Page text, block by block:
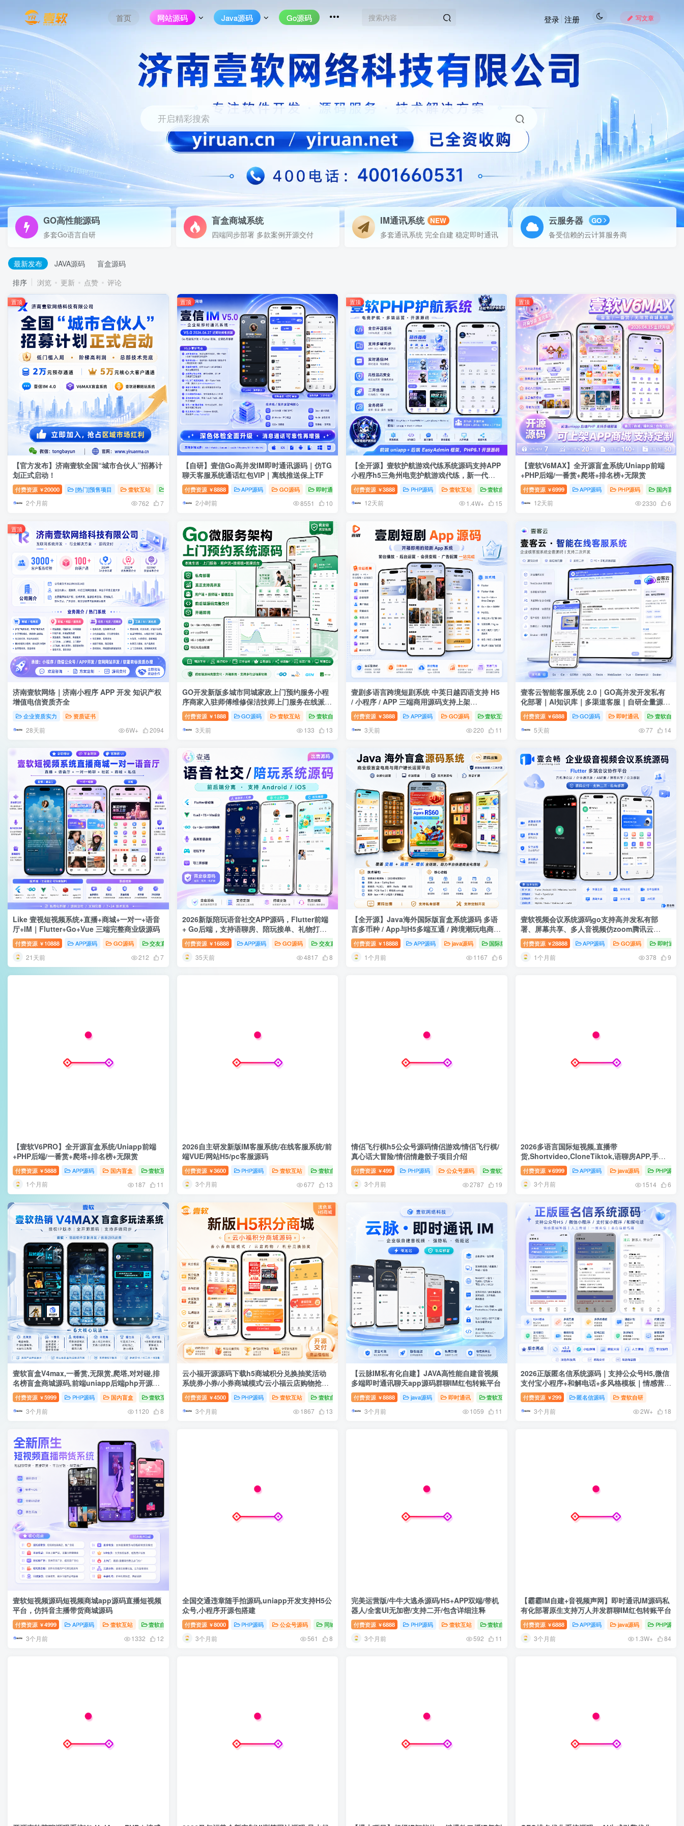
首页 网站源码 Java源码 Go源码 写文章
登录 注册
开启精彩搜索
GO高性能源码
多套Go语言自研
盲盒商城系统
四端同步部署 多款案例开源交付
IM通讯系统 NEW
多套通讯系统 完全自建 稳定即时通讯
云服务器 GO
备受信赖的云计算服务商
最新发布 JAVA源码
盲盒源码
排序
浏览 更新 点赞 评论
置顶
【官方发布】济南壹软全国“城市合伙人”招募计
划正式启动！
付费资源 ￥20000 [热门]预售项目 壹软互站 壹软自研
2个月前 762 7
置顶
【自研】壹信Go高并发IM即时通讯源码｜仿TG
聊天客服系统通话红包VIP｜离线推送保上TF
付费资源 ￥8888 APP源码 GO源码 即时通讯
2小时前 8551 10
置顶
【全开源】壹软护航游戏代练系统源码支持APP
小程序h5三角州电竞护航游戏代练，新一代陪
玩护航系统源码 | ThinkPHP8.1 + Workerman
高性能IM + Uniapp多端
付费资源 ￥3888 PHP源码 壹软互站 壹软自研
12天前 1.4W+ 15
置顶
【壹软V6MAX】全开源盲盒系统/Uniapp前端
+PHP后端/一番赏+爬塔+排名榜+无限赏
付费资源 ￥6999 APP源码 PHP源码 国内盲盒
12天前 2330 6
置顶
济南壹软网络｜济南小程序 APP 开发 知识产权
增值电信资质齐全
企业资质实力 资质证书
28天前 6W+ 2094
GO开发新版多城市同城家政上门预约服务小程
序商家入驻师傅维修保洁技师上门服务在线派单
系统
付费资源 ￥ 1888 GO源码 壹软互站 壹软自研
3天前 133 13
壹剧多语言跨境短剧系统 中英日越四语支持 H5
/ 小程序 / APP 三端商用源码支持上架
Flutter+Go
付费资源 ￥3888 APP源码 GO源码 壹软互站
3天前 220 11
壹客云智能客服系统 2.0｜GO高并发开发私有
化部署｜AI知识库｜多渠道客服｜自研全量源码
交付
付费资源 ￥6888 GO源码 即时通讯 壹软自研
5天前 77 14
Like 壹视短视频系统+直播+商城+一对一+语音
厅+IM｜Flutter+Go+Vue 三端完整商业级源码
付费资源 ￥ 10888 APP源码 GO源码 交友直播
21天前 212 7
2026新版陪玩语音社交APP源码，Flutter前端
+ Go后端，支持语聊房、陪玩接单、礼物打
赏、公会分成、钱包支付
付费资源 ￥ 16888 APP源码 GO源码 交友直播
35天前 4817 8
【全开源】Java海外国际版盲盒系统源码 多语
言多币种 / App与H5多端互通 / 跨境潮玩电商平
台付费资源 ￥ 18888 APP源码 java源码 国际版源码
1个月前 1167 6
壹软视频会议系统源码go支持高并发私有部
署、屏幕共享、多人音视频仿zoom腾讯云
Go+MySQL+Redis 高并发
付费资源 ￥28888 APP源码 GO源码 即时通讯
1个月前 378 9
【壹软V6PRO】全开源盲盒系统/Uniapp前端
+PHP后端/一番赏+爬塔+排名榜+无限赏
付费资源 ￥5888 APP源码 国内盲盒 壹软互站
1个月前 187 11
2026自主研发新版IM客服系统/在线客服系统/前
端VUE/网站H5/pc客服源码
付费资源 ￥3600 PHP源码 壹软互站 壹软自研
3个月前 677 13
情侣飞行棋h5公众号源码情侣游戏/情侣飞行棋/
真心话大冒险/情侣情趣骰子项目介绍
付费资源 ￥499 PHP源码 公众号源码 壹软互站
3个月前 2787 19
2026多语言国际短视频,直播带
货,Shortvideo,CloneTiktok,语聊房APP,手机
直播h5游戏直播WEBh5网页开播多端同步微信
小程序公会系统
付费资源 ￥6999 APP源码 java源码 PHP源码
3个月前 1514 6
壹软盲盒V4max,一番赏,无限赏,爬塔,对对碰,排
名榜盲盒商城源码,前端uniapp后端php开源源
码付费资源 ￥5999 PHP源码 国内盲盒 壹软互站
3个月前 1120 8
云小福开源源码下载h5商城积分兑换抽奖活动
系统券小券/小券商城模式/云小福云店购物抢夺
宝物优惠券商城源码
付费资源 ￥4500 PHP源码 壹软互站 壹软自研
3个月前 1867 13
【云脉IM私有化自建】JAVA高性能自建音视频
多端即时通讯聊天app源码群聊IM红包转账平台
付费资源 ￥8888 java源码 即时通讯 壹软互站
3个月前 1059 11
2026正版匿名信系统源码｜支持公众号H5,微信
支付宝小程序+和解电话+多风格模板｜情感营销
神器​​,人工传话,一封来信,表白道歉祝福
付费资源 ￥299 匿名信源码 壹软自研
3个月前 2W+ 18
壹软短视频源码短视频商城app源码直播短视频
平台，仿抖音主播带货商城源码
付费资源 ￥4999 APP源码 壹软互站 壹软自研
3个月前 1332 12
全国交通违章随手拍源码,uniapp开发支持H5公
众号,小程序开源包搭建
付费资源 ￥8000 PHP源码 公众号源码 同城信息
3个月前 561 8
完美运营版/牛牛大逃杀源码/H5+APP双端/带机
器人/全套UI无加密/支持二开/包含详细注释
付费资源 ￥6888 PHP源码 壹软互站 壹软自研
3个月前 592 11
【霸霸IM自建+音视频声网】即时通讯IM源码私
有化部署原生支持万人并发群聊IM红包转账平台
付费资源 ￥6888 APP源码 java源码 PHP源码
3个月前 1.3W+ 84